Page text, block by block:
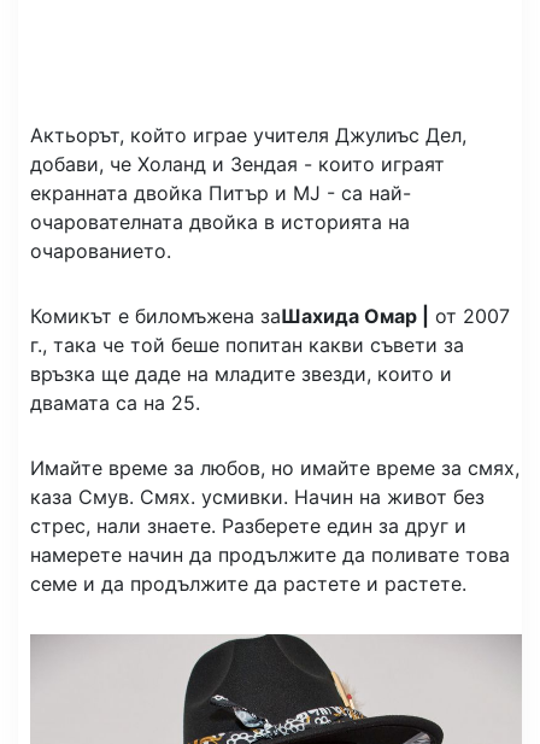
Актьорът, който играе учителя Джулиъс Дел,
добави, че Холанд и Зендая - които играят
екранната двойка Питър и MJ - са най-
очарователната двойка в историята на
очарованието.
Комикът е биломъжена заШахида Омар |
от 2007
г., така че той беше попитан какви съвети за
връзка ще даде на младите звезди, които и
двамата са на 25.
Имайте време за любов, но имайте време за смях,
каза Смув. Смях. усмивки. Начин на живот без
стрес, нали знаете. Разберете един за друг и
намерете начин да продължите да поливате това
семе и да продължите да растете и растете.